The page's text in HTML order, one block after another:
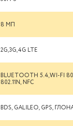
8 МП
2G,3G,4G LTE
BLUETOOTH 5.4,WI-FI
802.11N, NFC
BDS, GALILEO, GPS,